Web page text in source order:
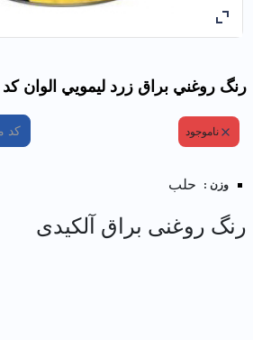
رنگ روغني براق زرد ليمويي الوان کد 121حلب
ناموجود کد
وزن : حلب
رنگ روغنی براق آلکیدی